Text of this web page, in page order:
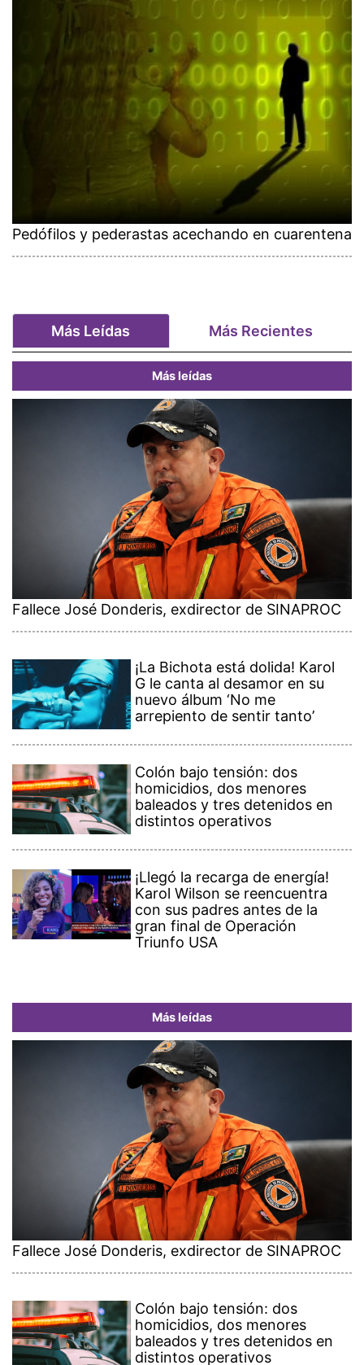
Pedófilos y pederastas acechando en cuarentena
Más Leídas Más Recientes
Más leídas
Fallece José Donderis, exdirector de SINAPROC
¡La Bichota está dolida! Karol
G le canta al desamor en su
nuevo álbum ‘No me
arrepiento de sentir tanto’
Colón bajo tensión: dos
homicidios, dos menores
baleados y tres detenidos en
distintos operativos
¡Llegó la recarga de energía!
Karol Wilson se reencuentra
con sus padres antes de la
gran final de Operación
Triunfo USA
Más leídas
Fallece José Donderis, exdirector de SINAPROC
Colón bajo tensión: dos
homicidios, dos menores
baleados y tres detenidos en
distintos operativos